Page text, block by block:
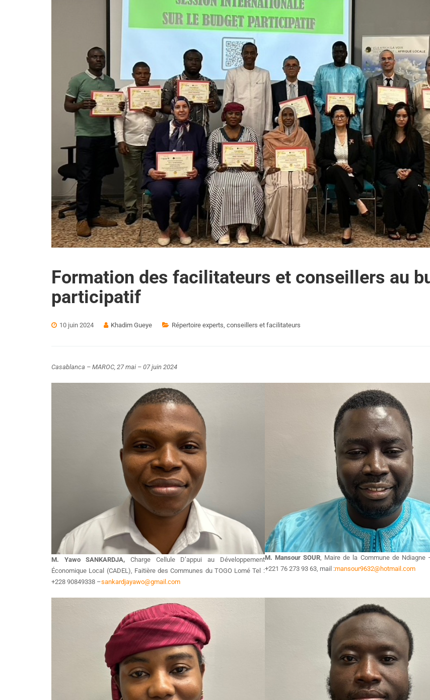
Formation des facilitateurs et conseillers au
participatif
10 juin 2024 Khadim Gueye Répertoire experts, conseillers et facilitateurs
Casablanca – MAROC, 27 mai – 07 juin 2024
M. Yawo SANKARDJA, Charge Cellule D’appui au Développement
Économique Local (CADEL), Faitière des Communes du TOGO Lomé Tel :
+228 90849338 –sankardjayawo@gmail.com
M. Mansour SOUR , Maire de la Commune de Ndiagne
+221 76 273 93 63, mail :mansour9632@hotmail.com